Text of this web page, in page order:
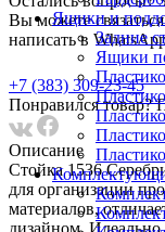
Ящики и
Задние
Ящики
Вы можете
написать в
+7 (383) 309-23-45
Понравился товар?
Описание
Стойка 1536
для организации
материалов,
дизайном.